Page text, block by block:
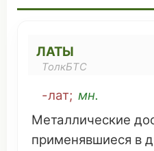
ЛАТЫ
ТолкБТС
-лат; мн.
Металлические
применявшиеся в